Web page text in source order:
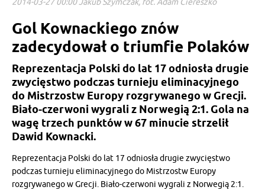
Gol Kownackiego znów
zadecydował o triumfie Polaków
Reprezentacja Polski do lat 17 odniosła drugie
zwycięstwo podczas turnieju eliminacyjnego
do Mistrzostw Europy rozgrywanego w Grecji.
Biało-czerwoni wygrali z Norwegią 2:1. Gola na
wagę trzech punktów w 67 minucie strzelił
Dawid Kownacki.
Reprezentacja Polski do lat 17 odniosła drugie zwycięstwo
podczas turnieju eliminacyjnego do Mistrzostw Europy
rozgrywanego w Grecji. Biało-czerwoni wygrali z Norwegią 2:1.